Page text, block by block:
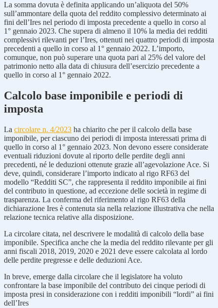
La somma dovuta è definita applicando un’aliquota del 50%
sull’ammontare della quota del reddito complessivo determinato ai
fini dell’Ires nel periodo di imposta precedente a quello in corso al
1° gennaio 2023. Che supera di almeno il 10% la media dei redditi
complessivi rilevanti per l’Ires, ottenuti nei quattro periodi di imposta
precedenti a quello in corso al 1° gennaio 2022. L’importo,
comunque, non può superare una quota pari al 25% del valore del
patrimonio netto alla data di chiusura dell’esercizio precedente a
quello in corso al 1° gennaio 2022.
Calcolo base imponibile e periodi di
imposta
La circolare n. 4/2023 ha chiarito che per il calcolo della base
imponibile, per ciascuno dei periodi di imposta interessati prima di
quello in corso al 1° gennaio 2023. Non devono essere considerate
eventuali riduzioni dovute al riporto delle perdite degli anni
precedenti, né le deduzioni ottenute grazie all’agevolazione Ace. Si
deve, quindi, considerare l’importo indicato al rigo RF63 del
modello “Redditi SC”, che rappresenta il reddito imponibile ai fini
del contributo in questione, ad eccezione delle società in regime di
trasparenza. La conferma del riferimento al rigo RF63 della
dichiarazione Ires è contenuta sia nella relazione illustrativa che nella
relazione tecnica relative alla disposizione.
La circolare citata, nel descrivere le modalità di calcolo della base
imponibile. Specifica anche che la media del reddito rilevante per gli
anni fiscali 2018, 2019, 2020 e 2021 deve essere calcolata al lordo
delle perdite pregresse e delle deduzioni Ace.
In breve, emerge dalla circolare che il legislatore ha voluto
confrontare la base imponibile del contributo dei cinque periodi di
imposta presi in considerazione con i redditi imponibili “lordi” ai fini
dell’Ires